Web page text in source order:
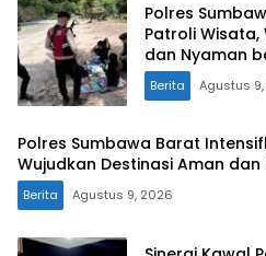
Polres
Patroli Wisata,
dan Nyaman
Berita Agustus
Polres Sumbawa Barat
Wujudkan Destinasi Aman
Berita Agustus 9, 2026